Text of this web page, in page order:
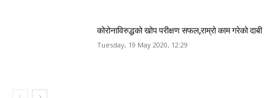
कोरोनाविरुद्धको खोप परीक्षण सफल,राम्रो काम गरेको दाबी
Tuesday, 19 May 2020, 12:29